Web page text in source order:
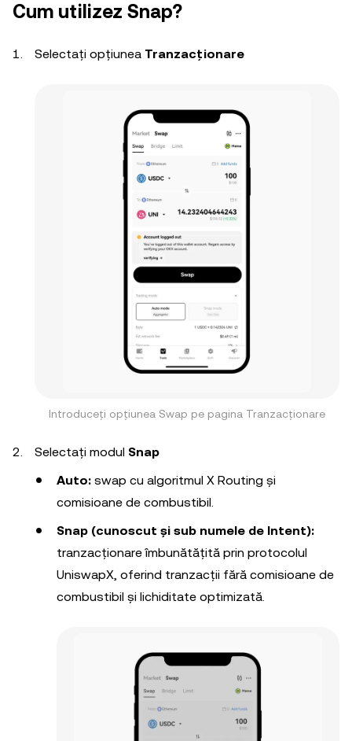
Cum utilizez Snap?
Selectați opțiunea Tranzacționare
Introduceți opțiunea Swap pe pagina Tranzacționare
Selectați modul Snap
Auto: swap cu algoritmul X Routing și
comisioane de combustibil.
Snap (cunoscut și sub numele de Intent):
tranzacționare îmbunătățită prin protocolul
UniswapX, oferind tranzacții fără comisioane de
combustibil și lichiditate optimizată.